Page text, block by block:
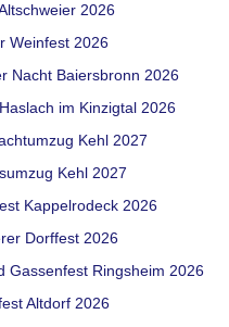
2026
Weinfest 2026
Nacht Baiersbronn 2026
im Kinzigtal 2026
Kehl 2027
Kehl 2027
Kappelrodeck 2026
Dorffest 2026
Gassenfest Ringsheim 2026
Altdorf 2026